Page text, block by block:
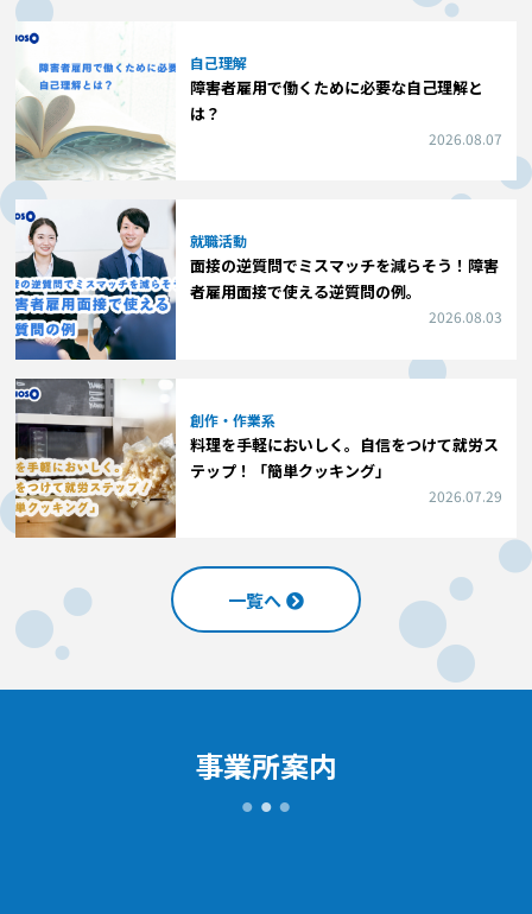
自己理解
障害者雇用で働くために必要な自己理解と
は？
2026.08.07
就職活動
面接の逆質問でミスマッチを減らそう！障害
者雇用面接で使える逆質問の例。
2026.08.03
創作・作業系
料理を手軽においしく。自信をつけて就労ス
テップ！「簡単クッキング」
2026.07.29
一覧へ
事業所案内